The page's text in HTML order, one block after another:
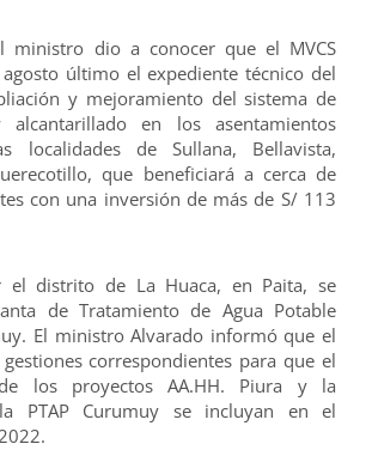
ministro dio a conocer que el MVCS
último el expediente técnico del
y mejoramiento del sistema de
en los asentamientos
localidades de Sullana, Bellavista,
que beneficiará a cerca de
con una inversión de más de S/ 113
el distrito de La Huaca, en Paita, se
de Tratamiento de Agua Potable
El ministro Alvarado informó que el
gestiones correspondientes para que el
los proyectos AA.HH. Piura y la
PTAP Curumuy se incluyan en el